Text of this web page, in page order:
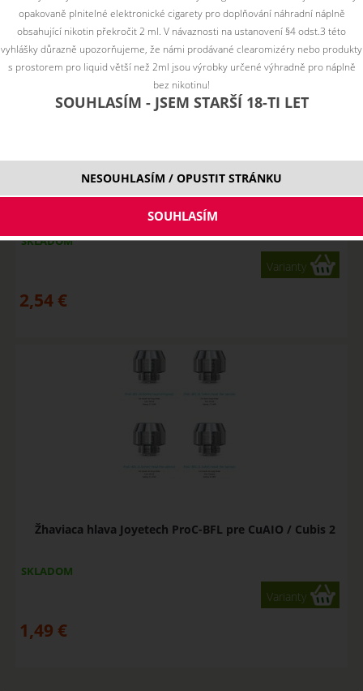
Náhradná žhaviaca hlava Joyetech BF pre Cubis, eGo AIO
SKLADOM
Varianty
2,54 €
Žhaviaca hlava Joyetech ProC-BFL pre CuAIO / Cubis 2
SKLADOM
Varianty
1,49 €
opakovaně plnitelné elektronické cigarety pro doplňování náhradní náplně
obsahující nikotin překročit 2 ml. V návaznosti na ustanovení §4 odst.3 této
vyhlášky důrazně upozorňujeme, že námi prodávané clearomizéry nebo produkty
s prostorem pro liquid větší než 2ml jsou výrobky určené výhradně pro náplně
bez nikotinu!
SOUHLASÍM - JSEM STARŠÍ 18-TI LET
NESOUHLASÍM / OPUSTIT STRÁNKU